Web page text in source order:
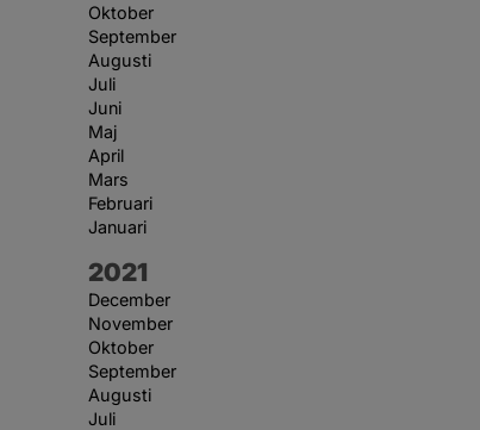
Oktober
September
Augusti
Juli
Juni
Maj
April
Mars
Februari
Januari
År:
2021
December
November
Oktober
September
Augusti
Juli